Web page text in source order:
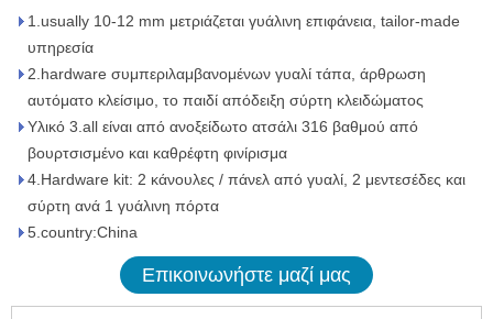
1.usually 10-12 mm μετριάζεται γυάλινη επιφάνεια, tailor-made
υπηρεσία
2.hardware συμπεριλαμβανομένων γυαλί τάπα, άρθρωση
αυτόματο κλείσιμο, το παιδί απόδειξη σύρτη κλειδώματος
Υλικό 3.all είναι από ανοξείδωτο ατσάλι 316 βαθμού από
βουρτσισμένο και καθρέφτη φινίρισμα
4.Hardware kit: 2 κάνουλες / πάνελ από γυαλί, 2 μεντεσέδες και
σύρτη ανά 1 γυάλινη πόρτα
5.country:China
Επικοινωνήστε μαζί μας